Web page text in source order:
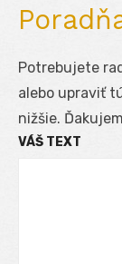
Potrebujete
alebo upraviť
nižšie.
VÁŠ TEXT